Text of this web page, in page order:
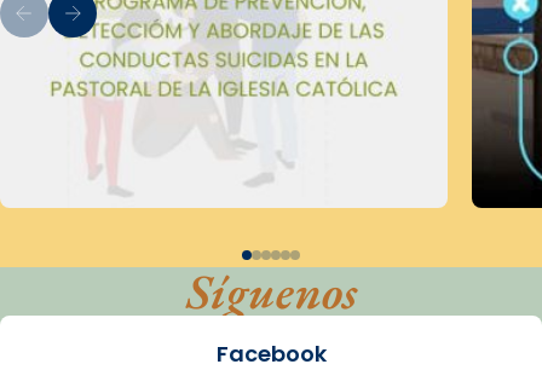
Síguenos
Facebook